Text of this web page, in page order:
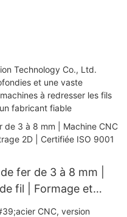
Technology Co., Ltd.
et une vaste
à redresser les fils
fabricant fiable
fer de 3 à 8 mm |
fil | Formage et
| Plus de 1000